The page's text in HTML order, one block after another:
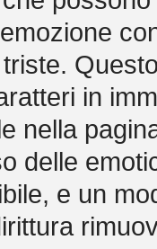
in
nella
delle
e un